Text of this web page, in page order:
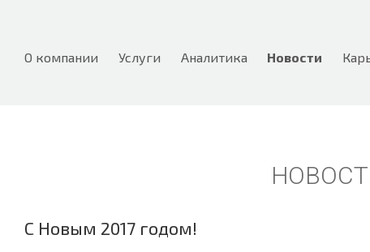
О компании Услуги Аналитика Новости
C Новым 2017 годом!